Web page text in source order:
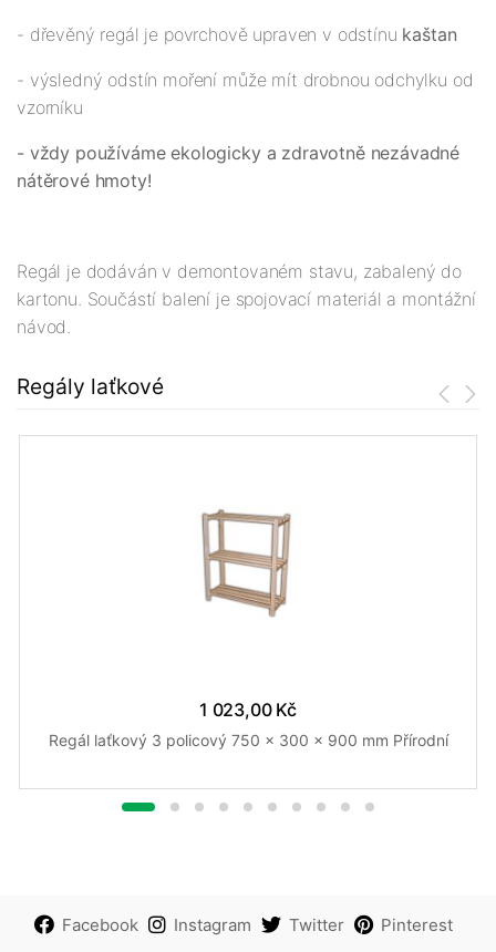
- dřevěný regál je povrchově upraven v odstínu kaštan
- výsledný odstín moření může mít drobnou odchylku od
vzorníku
- vždy používáme ekologicky a zdravotně nezávadné
nátěrové hmoty!
Regál je dodáván v demontovaném stavu, zabalený do
kartonu. Součástí balení je spojovací materiál a montážní
návod.
Regály laťkové
1 023,00 Kč
Regál laťkový 3 policový 750 x 300 x 900 mm Přírodní
Facebook Instagram Twitter Pinterest